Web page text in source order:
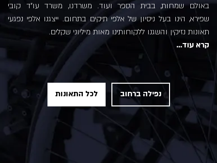
באולם שמחות, בבית הספר ועוד. משרדנו, משרד עו"ד קובי
שפירא, הינו בעל ניסיון של אלפי תיקים בתחום. ייצגנו אלפי נפגעי
תאונות נזיקין והשגנו ללקוחותינו מאות מיליוני שקלים.
קרא עוד...
נפילה ברחוב לכל התאונות